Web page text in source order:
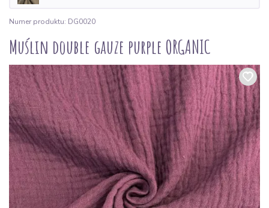
Numer produktu: DG0020
Muślin double gauze purple ORGANIC